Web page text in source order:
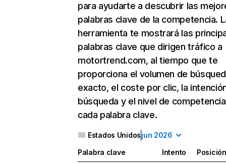
para ayudarte a descubrir las
palabras clave de la competencia.
herramienta te mostrará las
palabras clave que dirigen tráfico a
motortrend.com, al tiempo que te
proporciona el volumen de
exacto, el coste por clic, la
búsqueda y el nivel de
cada palabra clave.
Estados Unidosjun 2026
Palabra clave Intento
Posición